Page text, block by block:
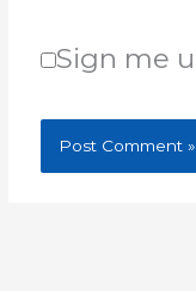
Sign me